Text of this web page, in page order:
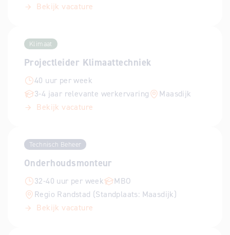
Bekijk vacature
Klimaat
Projectleider Klimaattechniek
40 uur per week
3-4 jaar relevante werkervaring
Maasdijk
Bekijk vacature
Technisch Beheer
Onderhoudsmonteur
32-40 uur per week
MBO
Regio Randstad (Standplaats: Maasdijk)
Bekijk vacature